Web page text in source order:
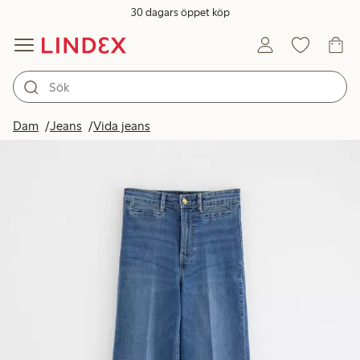
30 dagars öppet köp
Dam Jeans Vida jeans